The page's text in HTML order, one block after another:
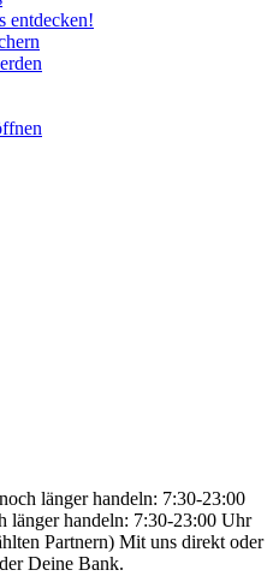
entdecken!
länger handeln: 7:30-23:00
länger handeln: 7:30-23:00 Uhr
Partnern) Mit uns direkt oder
Deine Bank.